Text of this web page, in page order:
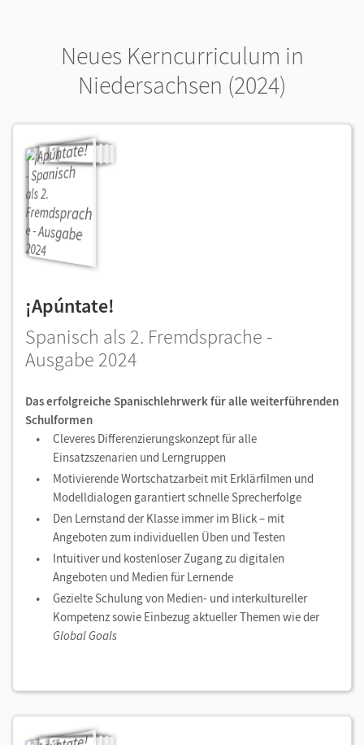
Neues Kerncurriculum in
Niedersachsen (2024)
¡Apúntate!
Spanisch als 2. Fremdsprache -
Ausgabe 2024
Das erfolgreiche Spanischlehrwerk für alle weiterführenden
Schulformen
Cleveres Differenzierungskonzept für alle
Einsatzszenarien und Lerngruppen
Motivierende Wortschatzarbeit mit Erklärfilmen und
Modelldialogen garantiert schnelle Sprecherfolge
Den Lernstand der Klasse immer im Blick – mit
Angeboten zum individuellen Üben und Testen
Intuitiver und kostenloser Zugang zu digitalen
Angeboten und Medien für Lernende
Gezielte Schulung von Medien- und interkultureller
Kompetenz sowie Einbezug aktueller Themen wie der
Global Goals